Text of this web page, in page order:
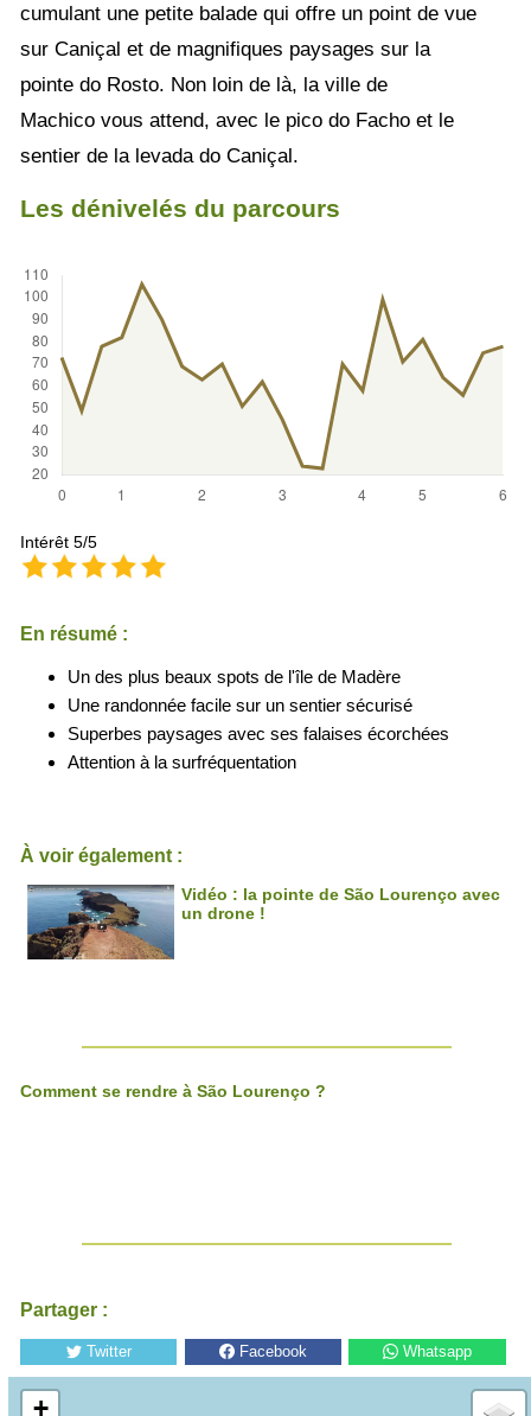
cumulant une petite balade qui offre un point de vue
sur Caniçal et de magnifiques paysages sur la
pointe do Rosto. Non loin de là, la ville de
Machico vous attend, avec le pico do Facho et le
sentier de la levada do Caniçal.
Les dénivelés du parcours
Intérêt 5/5
En résumé :
Un des plus beaux spots de l'île de Madère
Une randonnée facile sur un sentier sécurisé
Superbes paysages avec ses falaises écorchées
Attention à la surfréquentation
À voir également :
Vidéo : la pointe de São Lourenço avec
un drone !
Comment se rendre à São Lourenço ?
Partager :
Twitter Facebook Whatsapp
+